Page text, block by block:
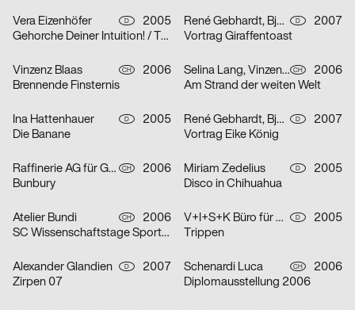
Vera Eizenhöfer D
2005
Gehorche Deiner Intuition! / Traue Deinem Reflex!
René Gebhardt, Björn Kernspeckt, Sebastian Locke D
2007
Vortrag Giraffentoast
Vinzenz Blaas CH
2006
Brennende Finsternis
Selina Lang, Vinzenz Blaas CH
2006
Am Strand der weiten Welt
Ina Hattenhauer D
2005
Die Banane
René Gebhardt, Björn Kernspeckt, Sebastian Locke D
2007
Vortrag Eike König
Raffinerie AG für Gestaltung CH
2006
Bunbury
Miriam Zedelius D
2005
Disco in Chihuahua
Atelier Bundi CH
2006
SC Wissenschaftstage Sport/Biel
V+I+S+K Büro für Visuelle Kommunikation D
2005
Trippen
Alexander Glandien D
2007
Zirpen 07
Schenardi Luca CH
2006
Diplomausstellung 2006